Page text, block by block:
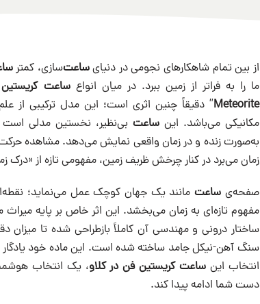
از بین تمام شاهکارهای نجومی در دنیایساعت‌سازی، کمتر
ما را به فراتر از زمین ببرد. در میان انواعساعت
Meteorite” دقیقاً چنین اثری است؛ این مدل ترکیبی از
مکانیکی می‌باشد. اینساعت بی‌نظیر، نخستین مدلی
زمان می‌برد در کنار چرخش ظریف زمین، مفهومی تازه از «درک
صفحه‌ی ساعتمانند یک جهان کوچک عمل می‌نماید؛
مفهوم تازه‌ای به زمان می‌بخشد. این اثر خاص بر پایه
ساختار درونی و مهندسی آن کاملاً بازطراحی شده تا
سنگ آهن-نیکل جامد ساخته شده است. این ماده‌ خود یادگار
انتخاب این ساعتکریستین فن در کلاو، یک انتخاب
دست شما ادامه پیدا کند.